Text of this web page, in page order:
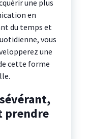
une plus
en
du temps et
vous
une
cette forme
prendre